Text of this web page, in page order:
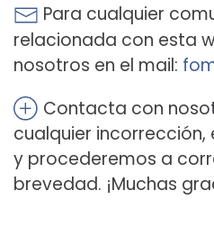
Para cualquier
relacionada con esta
nosotros en el mail:
Contacta con
cualquier incorrección,
y procederemos a
brevedad. ¡Muchas